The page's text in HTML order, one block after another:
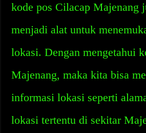
kode pos Cilacap Majenang
menjadi alat untuk
lokasi. Dengan mengetahui
Majenang, maka kita bisa
informasi lokasi seperti
lokasi tertentu di sekitar